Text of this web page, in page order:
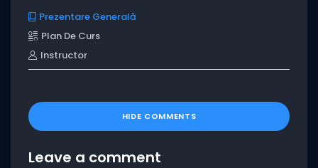
Prezentare Generală
Plan De Curs
Instructor
HIDE COMMENTS
Leave a comment